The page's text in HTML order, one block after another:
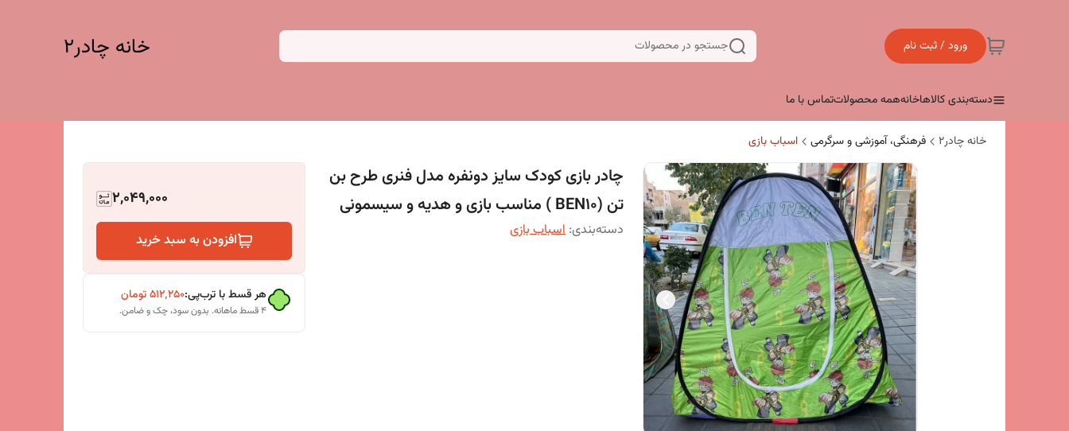
ورود / ثبت نام جستجو در محصولات خانه چادر۲
دسته‌بندی کالاهاخانههمه محصولاتتماس با ما
خانه چادر۲ فرهنگی، آموزشی و سرگرمی اسباب بازی
چادر بازی کودک سایز دونفره مدل فنری طرح بن
تن (BEN10 ) مناسب بازی و هدیه و سیسمونی
دسته‌بندی:اسباب بازی
2,049,000
افزودن به سبد خرید
هر قسط با ترب‌پی:۵۱۲٬۲۵۰تومان
۴ قسط ماهانه. بدون سود، چک و ضامن.